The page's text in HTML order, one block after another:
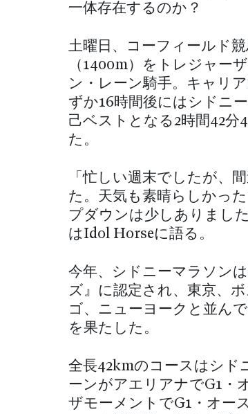
一体存在するのか？
土曜日、コーフィールド
（1400m）をトレジャー
ン・レーン騎手。キャリ
ずか16時間後にはシドニ
己ベストとなる2時間42分
た。
「忙しい週末でしたが、
た。天気も素晴らしかっ
プダウンは少しありまし
はIdol Horseに語る。
今年、シドニーマラソン
ズ』に認定され、東京、
ゴ、ニューヨークと並ん
を果たした。
全長42kmのコースはシド
ーンがアエリアナでG1・
ザモーメントでG1・オー